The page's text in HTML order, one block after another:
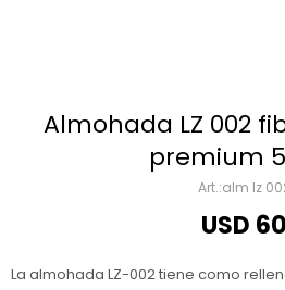
Almohada LZ 002
premium
alm lz
USD 60
La almohada LZ-002 tiene como